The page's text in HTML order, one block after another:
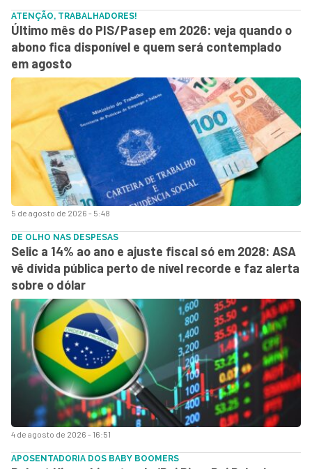
5 de agosto de 2026 - 5:48
ATENÇÃO, TRABALHADORES!
Último mês do PIS/Pasep em 2026: veja quando o
abono fica disponível e quem será contemplado
em agosto
4 de agosto de 2026 - 16:51
DE OLHO NAS DESPESAS
Selic a 14% ao ano e ajuste fiscal só em 2028: ASA
vê dívida pública perto de nível recorde e faz alerta
sobre o dólar
APOSENTADORIA DOS BABY BOOMERS